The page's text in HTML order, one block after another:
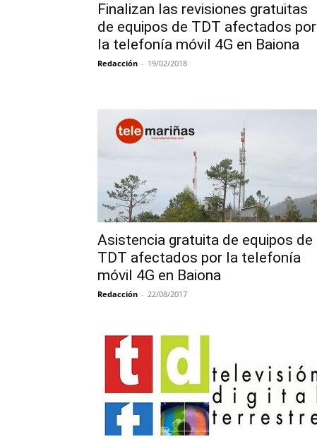
Finalizan las revisiones gratuitas
de equipos de TDT afectados por
la telefonía móvil 4G en Baiona
Redacción - 19/02/2018
Asistencia gratuita de equipos de
TDT afectados por la telefonía
móvil 4G en Baiona
Redacción - 22/08/2017